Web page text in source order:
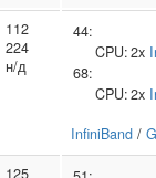
112
224
н/д
44:
CPU:2x
68:
CPU:2x
InfiniBand /
125